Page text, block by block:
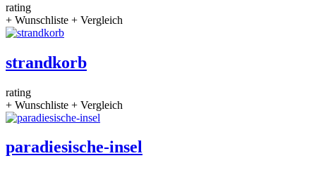
rating
+ Wunschliste + Vergleich
strandkorb
rating
+ Wunschliste + Vergleich
paradiesische-insel